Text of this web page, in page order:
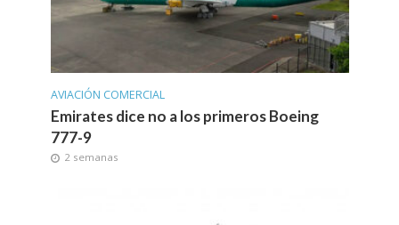
AVIACIÓN COMERCIAL
Emirates dice no a los primeros Boeing
777-9
2 semanas